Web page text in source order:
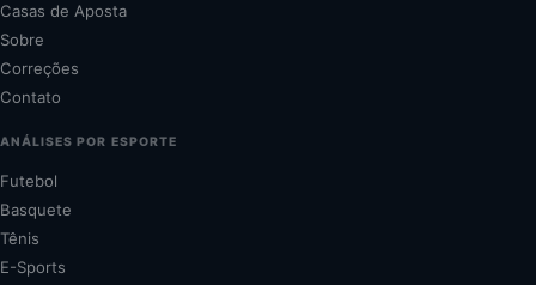
Casas de Aposta
Sobre
Correções
Contato
ANÁLISES POR ESPORTE
Futebol
Basquete
Tênis
E-Sports